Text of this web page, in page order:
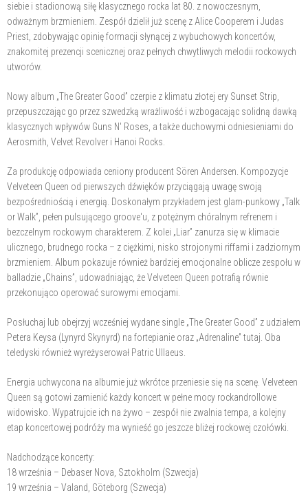
siebie i stadionową siłę klasycznego rocka lat 80. z nowoczesnym,
odważnym brzmieniem. Zespół dzielił już scenę z Alice Cooperem i Judas
Priest, zdobywając opinię formacji słynącej z wybuchowych koncertów,
znakomitej prezencji scenicznej oraz pełnych chwytliwych melodii rockowych
utworów.
Nowy album „The Greater Good” czerpie z klimatu złotej ery Sunset Strip,
przepuszczając go przez szwedzką wrażliwość i wzbogacając solidną dawką
klasycznych wpływów Guns N' Roses, a także duchowymi odniesieniami do
Aerosmith, Velvet Revolver i Hanoi Rocks.
Za produkcję odpowiada ceniony producent Sören Andersen. Kompozycje
Velveteen Queen od pierwszych dźwięków przyciągają uwagę swoją
bezpośredniością i energią. Doskonałym przykładem jest glam-punkowy „Talk
or Walk”, pełen pulsującego groove'u, z potężnym chóralnym refrenem i
bezczelnym rockowym charakterem. Z kolei „Liar” zanurza się w klimacie
ulicznego, brudnego rocka – z ciężkimi, nisko strojonymi riffami i zadziornym
brzmieniem. Album pokazuje również bardziej emocjonalne oblicze zespołu w
balladzie „Chains”, udowadniając, że Velveteen Queen potrafią równie
przekonująco operować surowymi emocjami.
Posłuchaj lub obejrzyj wcześniej wydane single „The Greater Good” z udziałem
Petera Keysa (Lynyrd Skynyrd) na fortepianie oraz „Adrenaline” tutaj. Oba
teledyski również wyreżyserował Patric Ullaeus.
Energia uchwycona na albumie już wkrótce przeniesie się na scenę. Velveteen
Queen są gotowi zamienić każdy koncert w pełne mocy rockandrollowe
widowisko. Wypatrujcie ich na żywo – zespół nie zwalnia tempa, a kolejny
etap koncertowej podróży ma wynieść go jeszcze bliżej rockowej czołówki.
Nadchodzące koncerty:
18 września – Debaser Nova, Sztokholm (Szwecja)
19 września – Valand, Göteborg (Szwecja)